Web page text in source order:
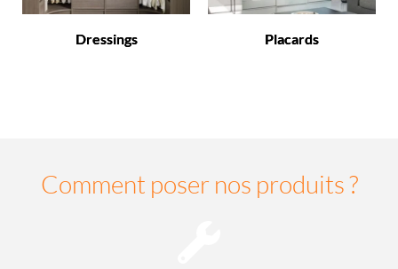
Dressings Placards
Comment poser nos produits ?